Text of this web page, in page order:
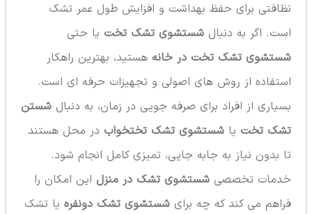
نظافتی برای حفظ بهداشت و افزایش طول عمر تشک
است. اگر به دنبال شستشوی تشک تختیا حتی
شستشوی تشک تخت در خانههستید، بهترین راهکار
استفاده از روش های اصولی و تجهیزات حرفه ای است.
بسیاری از افراد برای صرفه جویی در زمان، به دنبال شستن
تشک تختیا شستشوی تشک تختخوابدر محل هستند
تا بدون نیاز به جابه جایی، تمیزی کامل انجام شود.
خدمات تخصصی شستشوی تشک در منزلاین امکان را
فراهم می کند که چه برای شستشوی تشک دونفرهیا تشک